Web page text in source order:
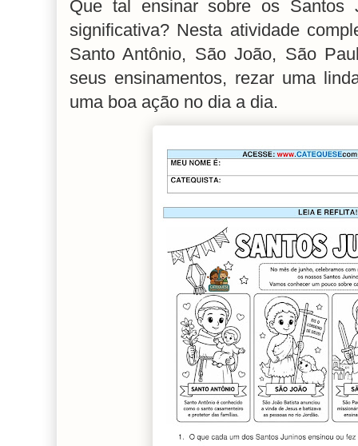
Que tal ensinar sobre os Santos
significativa? Nesta atividade
Santo Antônio, São João, São
seus ensinamentos, rezar uma
uma boa ação no dia a dia.